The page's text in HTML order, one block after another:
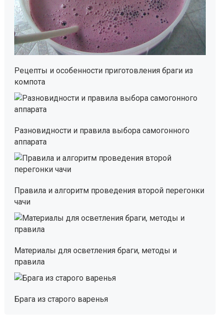
Рецепты и особенности приготовления браги из
компота
Разновидности и правила выбора самогонного
аппарата
Правила и алгоритм проведения второй перегонки
чачи
Материалы для осветления браги, методы и
правила
Брага из старого варенья